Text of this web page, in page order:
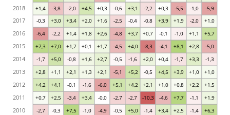
-2,7 -0,3 +7,5 -1,0 -4,9 -0,5 +5,0 -1,4 +3,4 +2,5 -1,4 +6,3
+0,7 +2,5 -3,4 +3,4 -0,0 -2,7 -2,7 -10,3 -4,6 +7,7 -1,1 +1,9
+4,2 +4,1 -0,1 -1,6 -6,0 +5,1 +4,2 +2,1 +1,0 +0,8 +2,2 +1,5
+2,8 +1,1 +2,1 +1,3 +2,1 -5,1 +5,2 -0,5 +4,5 +3,9 +1,0 +1,0
-1,7 +5,0 -0,8 +1,6 +2,7 -0,5 -1,6 +2,0 +0,4 -1,7 +3,3 -1,3
+7,3 +7,0 +1,7 +0,1 +1,7 -4,5 +4,0 -8,3 -4,1 +8,1 +2,8 -5,0
-6,4 -2,2 +1,4 +1,8 +2,6 -4,8 +3,7 +0,7 -0,1 -1,0 +1,1 +5,7
-0,3 +3,0 +3,4 +2,0 +1,6 -2,5 -0,4 -0,8 +3,9 +1,9 -2,0 +1,0
+1,4 -3,8 -2,0 +4,5 +0,3 -0,6 +3,1 -2,2 +0,3 -5,5 -1,0 -5,9
2010
2011
2012
2013
2014
2015
2016
2017
2018